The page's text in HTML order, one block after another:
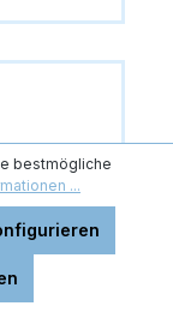
bestmögliche
...